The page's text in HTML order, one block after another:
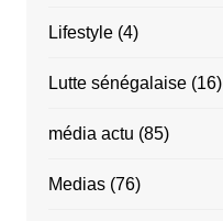
Lifestyle(4)
Lutte sénégalaise(16)
média actu (85)
Medias(76)